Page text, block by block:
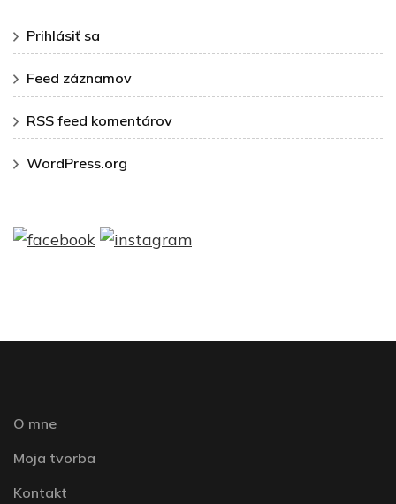
Prihlásiť sa
Feed záznamov
RSS feed komentárov
WordPress.org
O mne
Moja tvorba
Kontakt